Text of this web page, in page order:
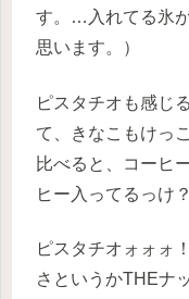
す。…入れてる氷
思います。）
ピスタチオも感じ
て、きなこもけっ
比べると、コーヒ
ヒー入ってるっけ
ピスタチオォォォ
さというかTHEナ